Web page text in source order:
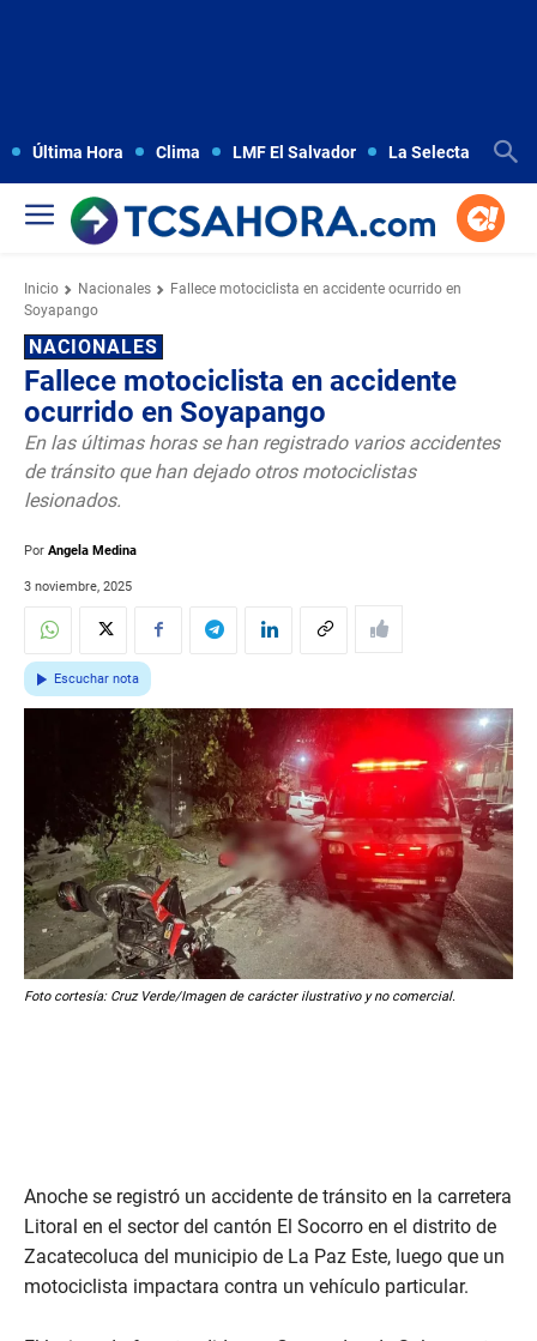
Última Hora Clima LMF El Salvador La Selecta
Inicio Nacionales
Fallece motociclista en accidente ocurrido en
Soyapango
NACIONALES
Fallece motociclista en accidente
ocurrido en Soyapango
En las últimas horas se han registrado varios accidentes
de tránsito que han dejado otros motociclistas
lesionados.
Por Angela Medina
3 noviembre, 2025
Escuchar nota
Foto cortesía: Cruz Verde/Imagen de carácter ilustrativo y no comercial.
Anoche se registró un accidente de tránsito en la carretera
Litoral en el sector del cantón El Socorro en el distrito de
Zacatecoluca del municipio de La Paz Este, luego que un
motociclista impactara contra un vehículo particular.